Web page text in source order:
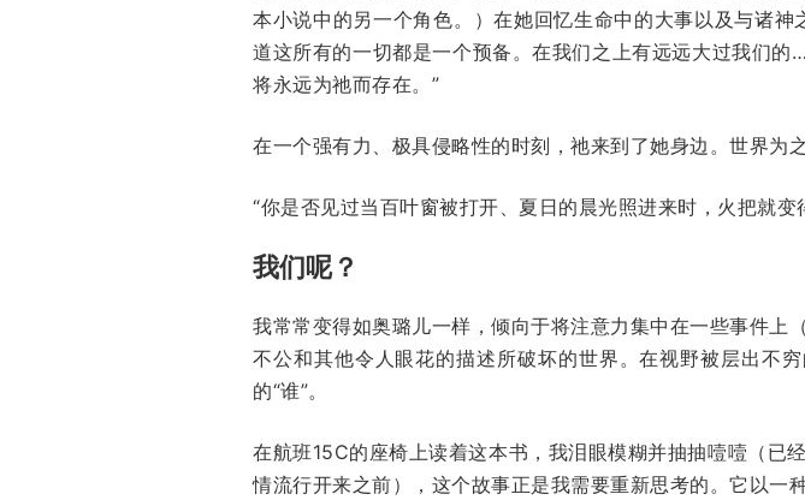
本小说中的另一个角色。）在她回忆生命中的大事以及与诸
道这所有的一切都是一个预备。在我们之上有远远大过我们
将永远为祂而存在。”
在一个强有力、极具侵略性的时刻，祂来到了她身边。世界为
“你是否见过当百叶窗被打开、夏日的晨光照进来时，火把就变
我们呢？
我常常变得如奥璐儿一样，倾向于将注意力集中在一些事件上
不公和其他令人眼花的描述所破坏的世界。在视野被层出不
的“谁”。
在航班15C的座椅上读着这本书，我泪眼模糊并抽抽噎噎（已
情流行开来之前），这个故事正是我需要重新思考的。它以一